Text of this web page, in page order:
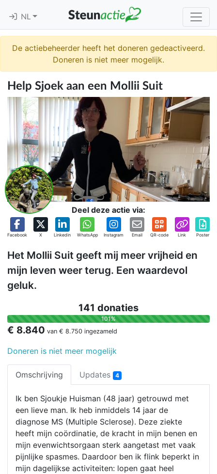
NL
De actiebeheerder heeft het doneren gedeactiveerd.
Doneren is niet meer mogelijk.
Help Sjoek aan een Mollii Suit
Deel deze actie via:
Facebook X Linkedin WhatsApp Instagram Email QR-code Link Poster
Het Mollii Suit geeft mij meer vrijheid en
mijn leven weer terug. Een waardevol
geluk.
141 donaties
101%
€ 8.840 van € 8.750 ingezameld
Doneren is niet meer mogelijk
Omschrijving Updates 4
Ik ben Sjoukje Huisman (48 jaar) getrouwd met
een lieve man. Ik heb inmiddels 14 jaar de
diagnose MS (Multiple Sclerose). Deze ziekte
heeft mijn coördinatie, de kracht in mijn benen en
mijn evenwichtsorgaan sterk aangetast met vaak
pijnlijke spasmes. Daardoor ben ik flink beperkt in
mijn dagelijkse activiteiten: lopen gaat heel